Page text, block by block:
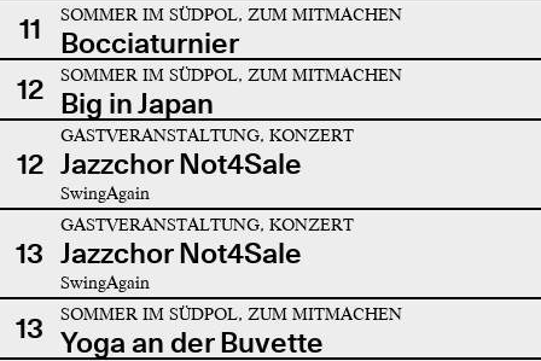
11 SOMMER IM SÜDPOL, ZUM MITMACHEN
Bocciaturnier
12
SOMMER IM SÜDPOL, ZUM MITMACHEN
Big in Japan
12
GASTVERANSTALTUNG, KONZERT
Jazzchor Not4Sale
SwingAgain
13
GASTVERANSTALTUNG, KONZERT
Jazzchor Not4Sale
SwingAgain
13 SOMMER IM SÜDPOL, ZUM MITMACHEN
Yoga an der Buvette